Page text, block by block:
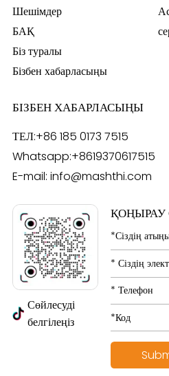
Шешімдер
БАҚ
Біз туралы
Бізбен хабарласыңы
БІЗБЕН ХАБАРЛАСЫҢЫ
ТЕЛ:+86 185 0173 7515
Whatsapp:+8619370617515
E-mail: info@mashthi.com
Сөйлесуді
белгілеңіз
ҚОҢЫРАУ